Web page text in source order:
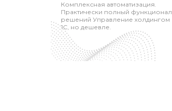
Комплексная автоматизация.
Практически полный функционал
решений Управление холдингом
1С, но дешевле.